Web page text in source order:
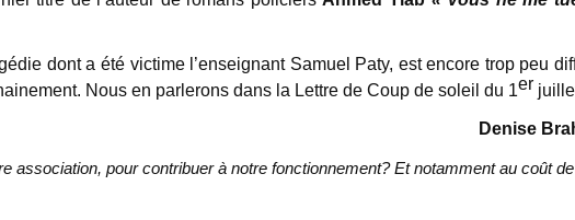
dont a été victime l’enseignant Samuel Paty, est encore trop peu
Nous en parlerons dans la Lettre de Coup de soleil du 1er
Denise
association, pour contribuer à notre fonctionnement? Et notamment au coût de